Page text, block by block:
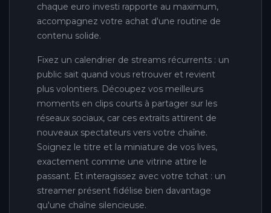
chaque euro investi rapporte au maximum,
accompagnez votre achat d'une routine de
contenu solide.
Fixez un calendrier de streams récurrents : un
public sait quand vous retrouver et revient
plus volontiers. Découpez vos meilleurs
moments en clips courts à partager sur les
réseaux sociaux, car ces extraits attirent de
nouveaux spectateurs vers votre chaîne.
Soignez le titre et la miniature de vos lives,
exactement comme une vitrine attire le
passant. Et interagissez avec votre tchat : un
streamer présent fidélise bien davantage
qu'une chaîne silencieuse.